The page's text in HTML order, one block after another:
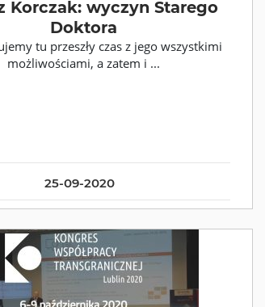
25-09-2020
Korczak: wyczyn Starego
Doktora
tu przeszły czas z jego wszystkimi
możliwościami, a zatem i ...